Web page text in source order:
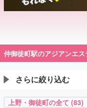
仲御徒町駅のアジアンエ
さらに絞り込む
上野・御徒町の全て (83)